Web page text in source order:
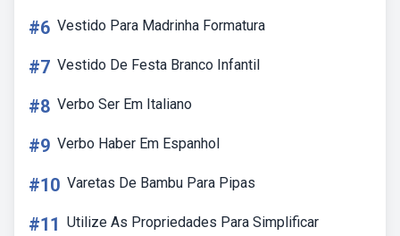
#6 Vestido Para Madrinha Formatura
#7 Vestido De Festa Branco Infantil
#8 Verbo Ser Em Italiano
#9 Verbo Haber Em Espanhol
#10 Varetas De Bambu Para Pipas
#11 Utilize As Propriedades Para Simplificar